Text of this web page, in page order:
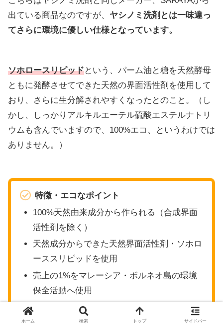
出ている商品なのですが、 ヤシノミ洗剤とは一味違っ
てさらに環境に優しい仕様となっています。
ソホロースリピッドという、パーム油と糖を天然酵母
ともに発酵させてできた天然の界面活性剤を使用して
おり、さらに生分解されやすくなったとのこと。（し
かし、しっかりアルキルエーテル硫酸エステルナトリ
ウムも含んでいますので、100%エコ、というわけでは
ありません。）
特徴・エコなポイント
100%天然由来成分から作られる（合成界面
活性剤を除く）
天然成分からできた天然界面活性剤・ソホロ
ーススリピッドを使用
売上の1%をマレーシア・ボルネオ島の環境
保全活動へ使用
ホーム 検索 トップ サイドバー